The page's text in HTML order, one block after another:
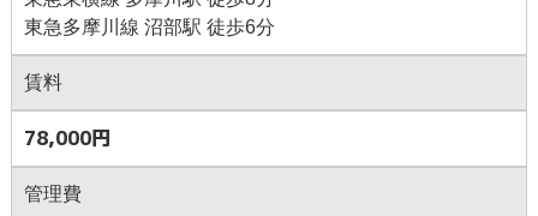
東急多摩川線 沼部駅 徒歩6分
賃料
78,000円
管理費